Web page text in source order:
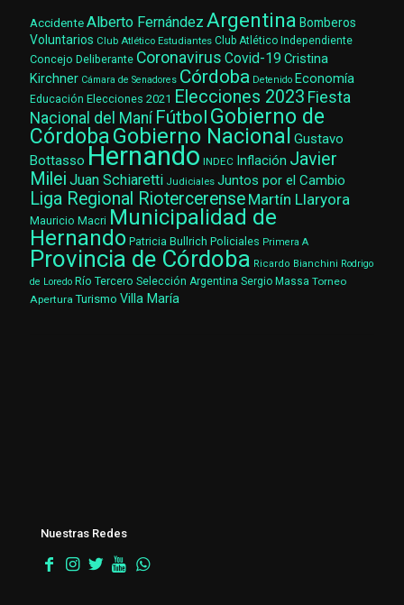
AccidenteAlberto Fernández Argentina Bomberos
Voluntarios Club Atlético Estudiantes Club Atlético Independiente
Concejo Deliberante Coronavirus Covid-19 Cristina
Kirchner Cámara de Senadores Córdoba Detenido Economía
Educación Elecciones 2021 Elecciones 2023 Fiesta
Nacional del Maní Fútbol Gobierno de
CórdobaGobierno Nacional Gustavo
Bottasso Hernando INDEC Inflación Javier
Milei Juan Schiaretti Judiciales Juntos por el Cambio
Liga Regional Riotercerense Martín Llaryora
Mauricio Macri Municipalidad de
Hernando Patricia Bullrich Policiales Primera A
Provincia de Córdoba Ricardo Bianchini Rodrigo
de Loredo Río Tercero Selección Argentina Sergio Massa Torneo
Apertura Turismo Villa María
Nuestras Redes